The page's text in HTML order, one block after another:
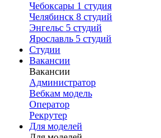
Чебоксары 1 студия
Челябинск 8 студий
Энгельс 5 студий
Ярославль 5 студий
Студии
Вакансии
Вакансии
Администратор
Вебкам модель
Оператор
Рекрутер
Для моделей